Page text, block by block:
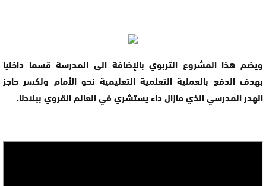
ويضم هذا المشروع التربوي بالإضافة الى المدرسة قسما داخليا
بهدف الدفع بالعملية التعلمية التعليمية نحو الأمام ولكسر حاجز
الهدر المدرسي الذي مازال داء يستشري في العالم القروي ببلادنا.